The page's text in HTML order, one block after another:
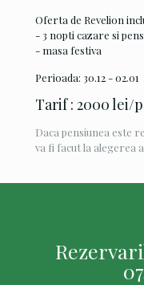
Oferta de Revelion
- 3 nopti cazare si
- masa festiva
Perioada: 30.12 - 02.01
Tarif : 2000 lei/
Daca pensiunea este
va fi facut la alegerea